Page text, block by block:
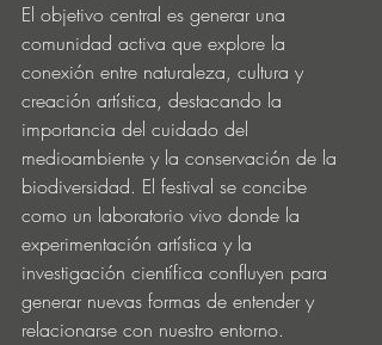
El objetivo central es generar una
comunidad activa que explore la
conexión entre naturaleza, cultura y
creación artística, destacando la
importancia del cuidado del
medioambiente y la conservación de la
biodiversidad. El festival se concibe
como un laboratorio vivo donde la
experimentación artística y la
investigación científica confluyen para
generar nuevas formas de entender y
relacionarse con nuestro entorno.